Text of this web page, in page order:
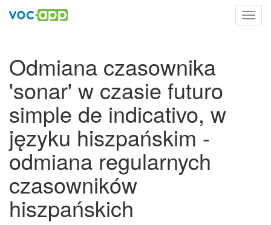
Odmiana czasownika
'sonar' w czasie futuro
simple de indicativo, w
języku hiszpańskim -
odmiana regularnych
czasowników
hiszpańskich